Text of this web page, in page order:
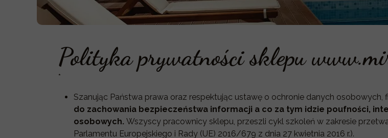
Polityka prywatności sklepu
*
Szanując Państwa prawa oraz respektując ustawę o ochronie danych osobowych,
do zachowania bezpieczeństwa informacji a co za tym idzie poufności,
osobowych. Wszyscy pracownicy sklepu, przeszli cykl szkoleń w zakresie
Parlamentu Europejskiego i Rady (UE) 2016/679 z dnia 27 kwietnia 2016 r.).